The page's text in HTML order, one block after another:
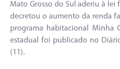
Mato Grosso do Sul aderiu à lei
decretou o aumento da renda
programa habitacional Minha
estadual foi publicado no
(11).